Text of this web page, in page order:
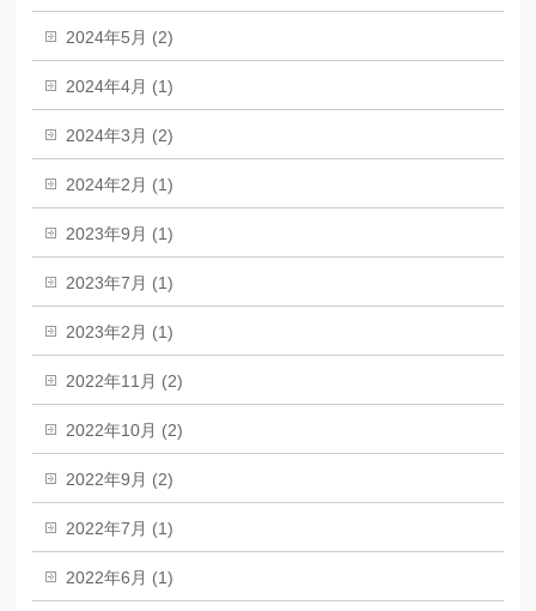
2024年5月 (2)
2024年4月 (1)
2024年3月 (2)
2024年2月 (1)
2023年9月 (1)
2023年7月 (1)
2023年2月 (1)
2022年11月 (2)
2022年10月 (2)
2022年9月 (2)
2022年7月 (1)
2022年6月 (1)